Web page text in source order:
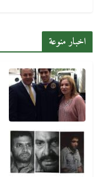
اخبار منوعة